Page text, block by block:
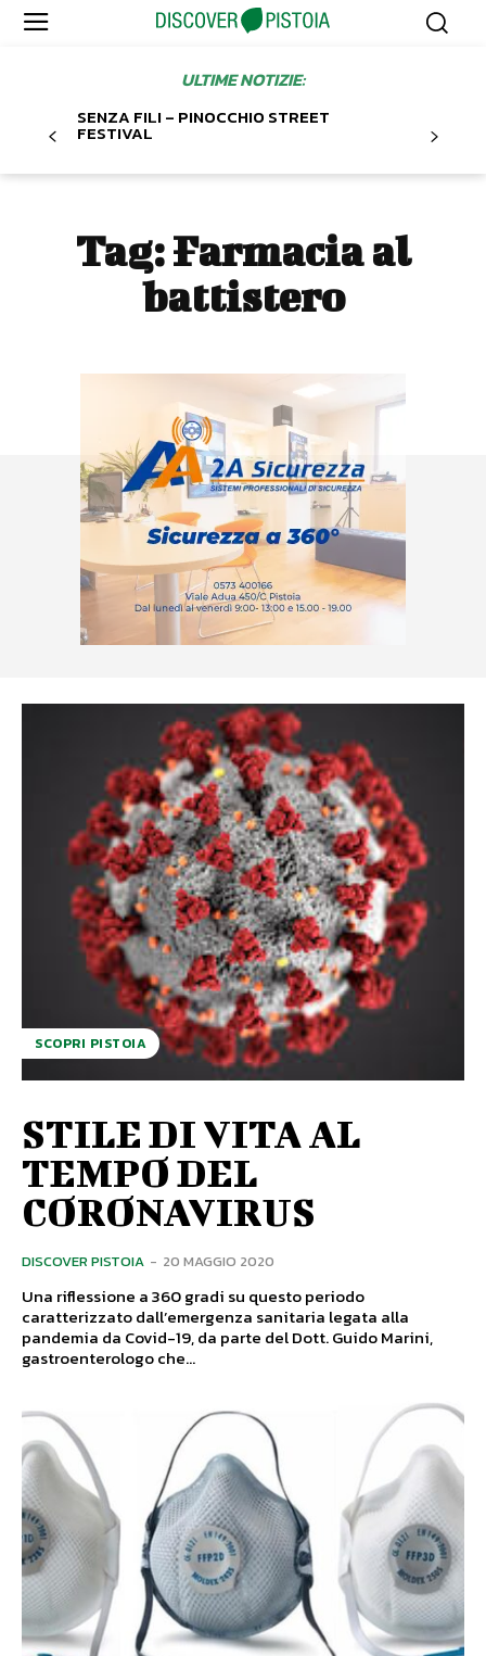
ULTIME NOTIZIE:
SENZA FILI – PINOCCHIO STREET
FESTIVAL
Tag:Farmacia al
battistero
SCOPRI PISTOIA
STILE DI VITA AL
TEMPO DEL
CORONAVIRUS
DISCOVER PISTOIA - 20 MAGGIO 2020
Una riflessione a 360 gradi su questo periodo
caratterizzato dall’emergenza sanitaria legata alla
pandemia da Covid-19, da parte del Dott. Guido Marini,
gastroenterologo che...